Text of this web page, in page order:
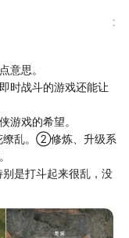
意思。
时战斗的游戏还能让
游戏的希望。
缭乱。②修炼、升级系
是打斗起来很乱，没